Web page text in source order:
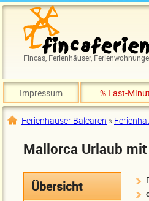
Direkt zum Inhalt
Fincas, Ferienhäuser,
Impressum % Last-
Sie sind hier
Ferienhäuser Balearen »
Mallorca Urlaub
Übersicht